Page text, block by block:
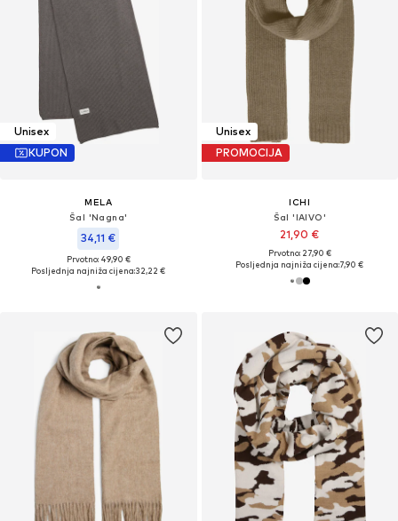
Unisex
KUPON
MELA
Šal 'Nagna'
34,11 €
Prvotno: 49,90 €
Posljednja najniža cijena:32,22 €
Unisex
PROMOCIJA
ICHI
Šal 'IAIVO'
21,90 €
Prvotno: 27,90 €
Posljednja najniža cijena:7,90 €